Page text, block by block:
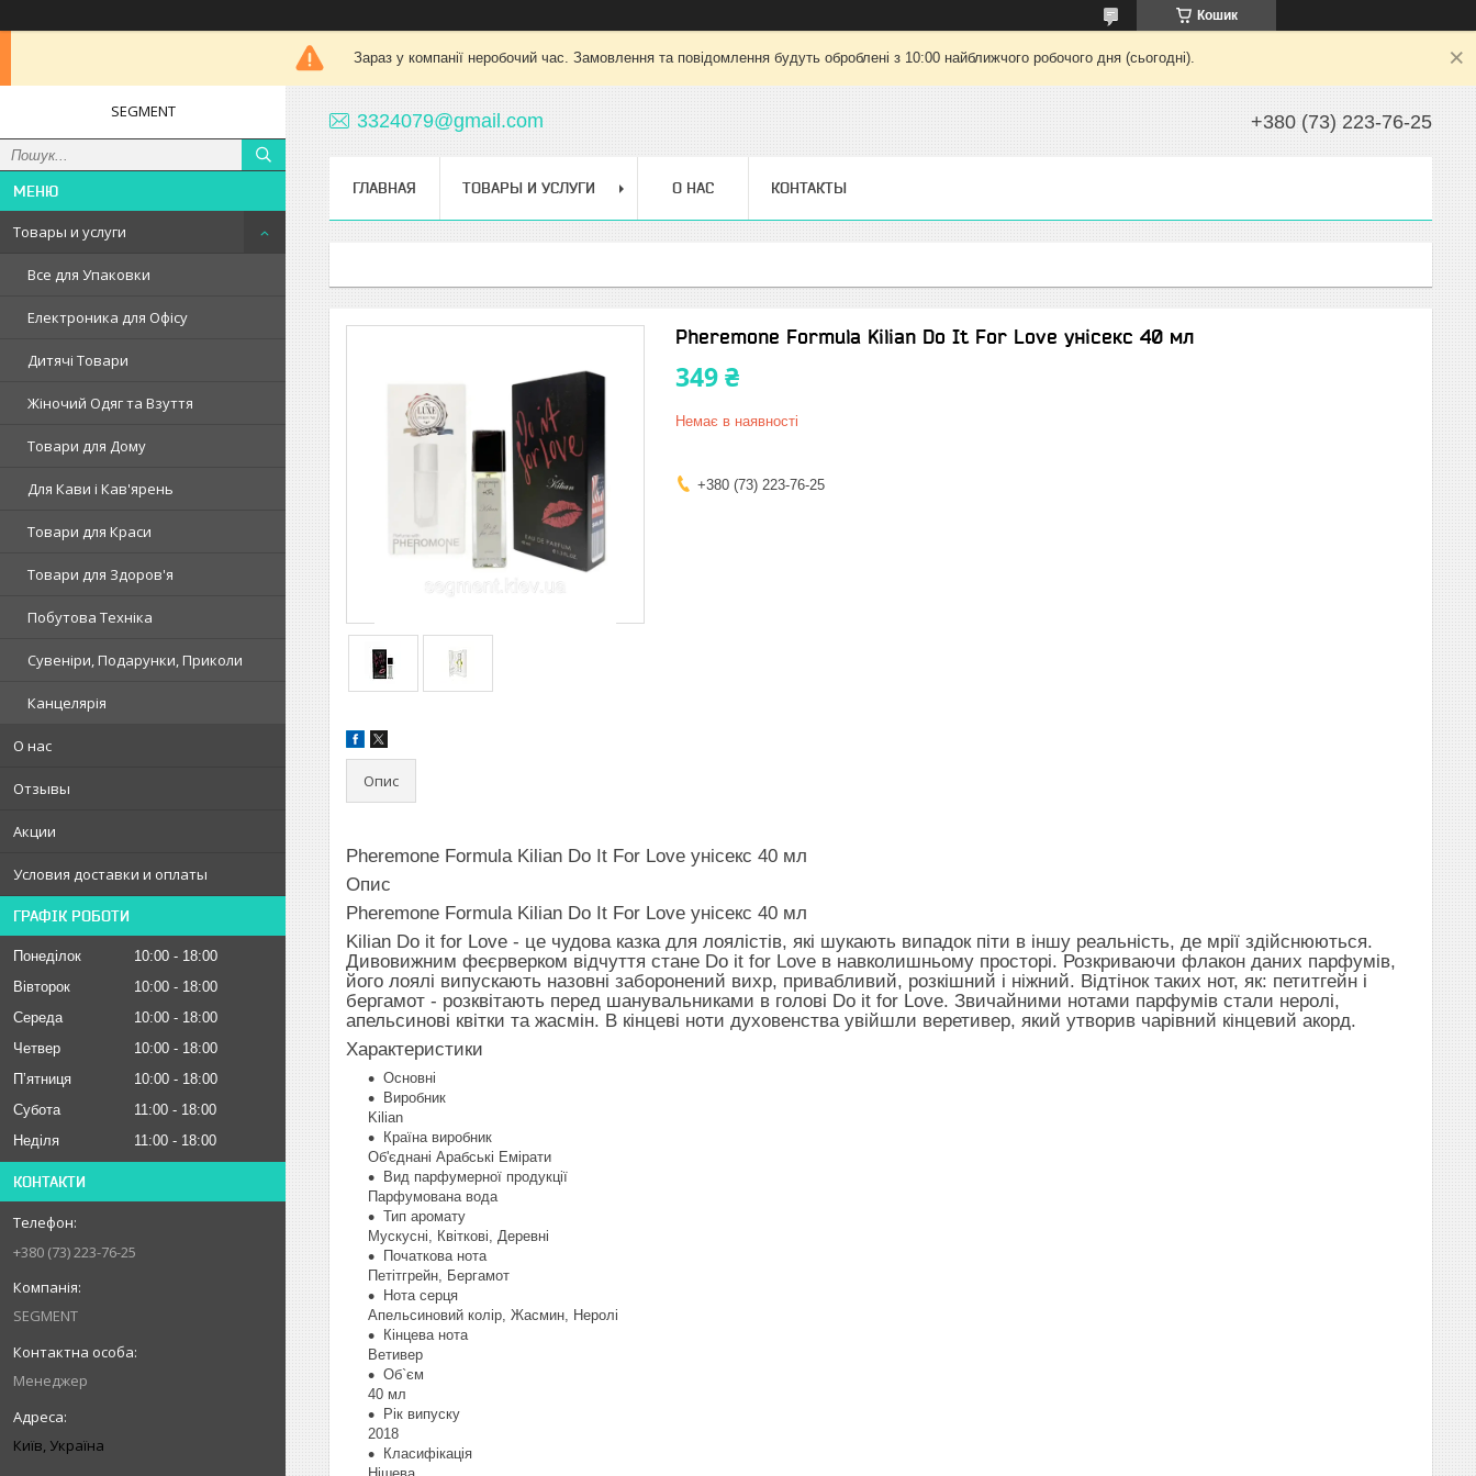
Кошик
Зараз у компанії неробочий час. Замовлення та повідомлення будуть оброблені з 10:00 найближчого робочого дня (сьогодні).
SEGMENT
Товары и услуги
Все для Упаковки
Електроника для Офісу
Дитячі Товари
Жіночий Одяг та Взуття
Товари для Дому
Для Кави і Кав'ярень
Товари для Краси
Товари для Здоров'я
Побутова Техніка
Сувеніри, Подарунки, Приколи
Канцелярія
О нас
Отзывы
Акции
Условия доставки и оплаты
ГРАФІК РОБОТИ
Понеділок 10:00
18:00
Вівторок
10:00
18:00
Середа
10:00
18:00
Четвер
10:00
18:00
Пʼятниця
10:00
18:00
Субота
11:00
18:00
Неділя
11:00 18:00
КОНТАКТИ
+380 (73) 223-76-25
SEGMENT
Менеджер
Київ, Україна
3324079@gmail.com +380 (73) 223-76-25
ГЛАВНАЯ ТОВАРЫ И УСЛУГИ О НАС КОНТАКТЫ
Pheremone Formula Kilian Do It For Love унісекс 40 мл
349 ₴
Немає в наявності
+380 (73) 223-76-25
Опис
Pheremone Formula Kilian Do It For Love унісекс 40 мл
Опис
Pheremone Formula Kilian Do It For Love унісекс 40 мл
Kilian Do it for Love - це чудова казка для лоялістів, які шукають випадок піти в іншу реальність, де мрії здійснюються.
Дивовижним феєрверком відчуття стане Do it for Love в навколишньому просторі. Розкриваючи флакон даних парфумів,
його лоялі випускають назовні заборонений вихр, привабливий, розкішний і ніжний. Відтінок таких нот, як: петитгейн і
бергамот - розквітають перед шанувальниками в голові Do it for Love. Звичайними нотами парфумів стали неролі,
апельсинові квітки та жасмін. В кінцеві ноти духовенства увійшли веретивер, який утворив чарівний кінцевий акорд.
Характеристики
Основні
Виробник
Kilian
Країна виробник
Об'єднані Арабські Емірати
Вид парфумерної продукції
Парфумована вода
Тип аромату
Мускусні, Квіткові, Деревні
Початкова нота
Петітгрейн, Бергамот
Нота серця
Апельсиновий колір, Жасмин, Неролі
Кінцева нота
Ветивер
Об`єм
40 мл
Рік випуску
2018
Класифікація